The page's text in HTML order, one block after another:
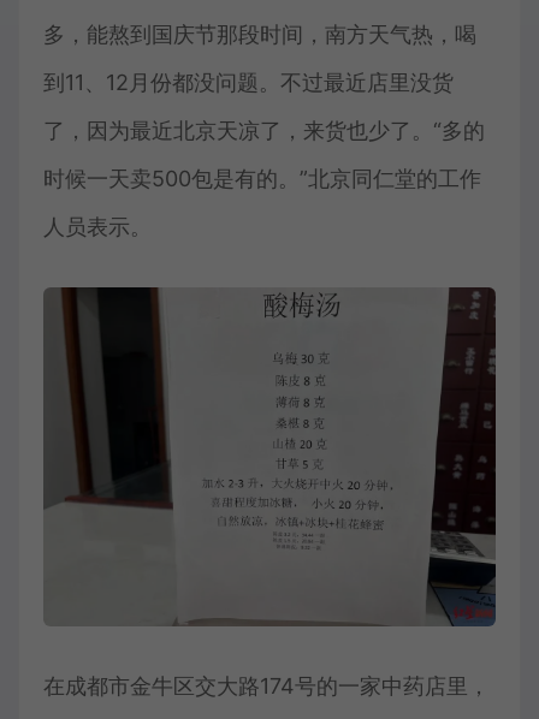
多，能熬到国庆节那段时间，南方天气热，喝
到11、12月份都没问题。不过最近店里没货
了，因为最近北京天凉了，来货也少了。“多的
时候一天卖500包是有的。”北京同仁堂的工作
人员表示。
在成都市金牛区交大路174号的一家中药店里，